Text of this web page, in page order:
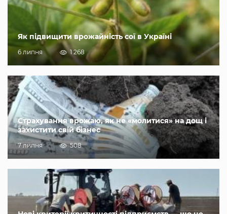
Як підвищити врожайність сої в Україні
6 липня 1 268
Страхування врожаю, як не «молитися» на дощ і
захистити свій бізнес
7 липня 508